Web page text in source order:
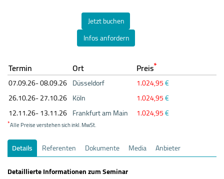
Jetzt buchen
Infos anfordern
Termin Ort Preis*
07.09.26- 08.09.26 Düsseldorf 1.024,95€
26.10.26- 27.10.26 Köln 1.024,95€
12.11.26- 13.11.26 Frankfurt am Main 1.024,95€
*Alle Preise verstehen sich inkl. MwSt.
Details Referenten Dokumente Media
Anbieter
Detaillierte Informationen zum Seminar